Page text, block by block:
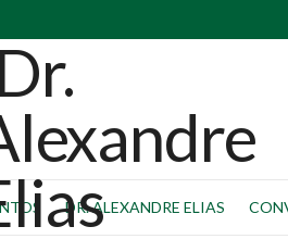
DR. ALEXANDRE ELIAS